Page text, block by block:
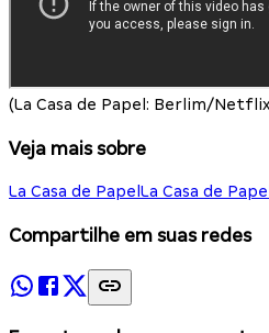
(La Casa de Papel: Berlim/
Veja mais sobre
La Casa de Papel La Casa de
Compartilhe em suas redes